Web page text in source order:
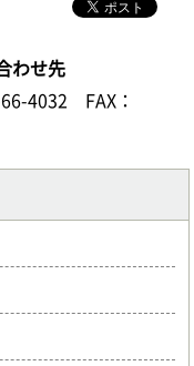
わせ先
4032
FAX：